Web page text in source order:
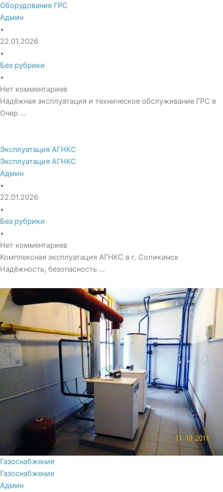
Оборудование ГРС
Админ
•
22.01.2026
•
Без рубрики
•
Нет комментариев
Надёжная эксплуатация и техническое обслуживание ГРС в
Очер …
Эксплуатация АГНКС
Эксплуатация АГНКС
Админ
•
22.01.2026
•
Без рубрики
•
Нет комментариев
Комплексная эксплуатация АГНКС в г. Соликамск
Надёжность, безопасность …
Газоснабжение
Газоснабжение
Админ